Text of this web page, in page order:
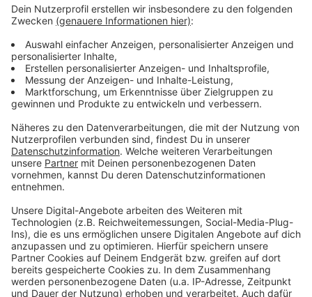
Anzeige
Live Ticker zur Hochwasserlage
Vorbereitungen für Rhein Hochwasser
AWISTA sammelt Sperrmüll nach Wasserschäden
Schreckliche Folgen des Hochwassers
BUND nennt Folgen "zum Teil hausgemacht"